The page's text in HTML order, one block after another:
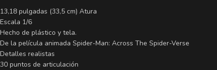
13,18 pulgadas (33,5 cm) Atura
Escala 1/6
Hecho de plástico y tela.
De la película animada Spider-Man: Across The Spider-Verse
Detalles realistas
30 puntos de articulación